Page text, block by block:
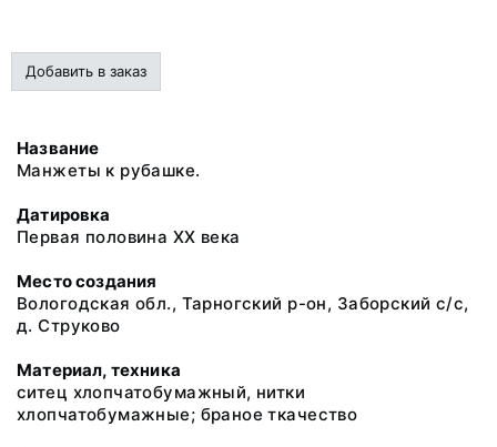
Добавить в заказ
Название
Манжеты к рубашке.
Датировка
Первая половина XX века
Место создания
Вологодская обл., Тарногский р-он, Заборский с/с,
д. Струково
Материал, техника
ситец хлопчатобумажный, нитки
хлопчатобумажные; браное ткачество